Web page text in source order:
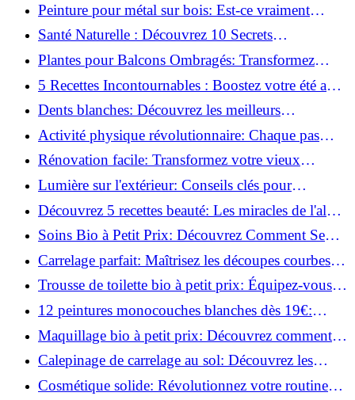
Peinture pour métal sur bois: Est-ce vraiment
possible?
Santé Naturelle : Découvrez 10 Secrets
Incontournables pour un Bien-être Optimal!
Plantes pour Balcons Ombragés: Transformez
votre Terrasse en Oasis Verte!
5 Recettes Incontournables : Boostez votre été avec
des huiles essentielles!
Dents blanches: Découvrez les meilleurs
ingrédients naturels!
Activité physique révolutionnaire: Chaque pas
compte pour votre santé!
Rénovation facile: Transformez votre vieux
parquet irrégulier en un clin d'œil!
Lumière sur l'extérieur: Conseils clés pour
concevoir et installer votre éclairage!
Découvrez 5 recettes beauté: Les miracles de l'aloe
vera pour votre peau!
Soins Bio à Petit Prix: Découvrez Comment Se
Chouchouter Pour Moins de 35€!
Carrelage parfait: Maîtrisez les découpes courbes
facilement!
Trousse de toilette bio à petit prix: Équipez-vous
pour moins de 25€!
12 peintures monocouches blanches dès 19€:
Découvrez les meilleures offres!
Maquillage bio à petit prix: Découvrez comment
s'équiper pour moins de 50€!
Calepinage de carrelage au sol: Découvrez les
astuces incontournables!
Cosmétique solide: Révolutionnez votre routine